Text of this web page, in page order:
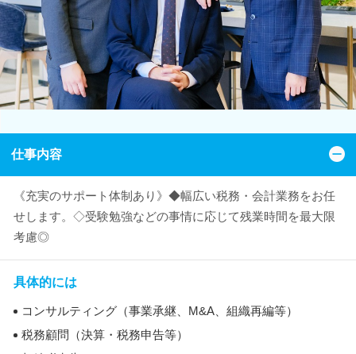
仕事内容
《充実のサポート体制あり》◆幅広い税務・会計業務をお任
せします。◇受験勉強などの事情に応じて残業時間を最大限
考慮◎
具体的には
コンサルティング（事業承継、M&A、組織再編等）
税務顧問（決算・税務申告等）